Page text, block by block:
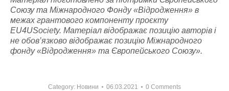
Союзу та Міжнародного Фонду «Відродження» в
межах грантового компоненту проєкту
EU4USociety. Матеріал відображає позицію авторів і
не обов’язково відображає позицію Міжнародного
фонду «Відродження» та Європейського Союзу».
Category: Новини 06.03.2021 0 Comments